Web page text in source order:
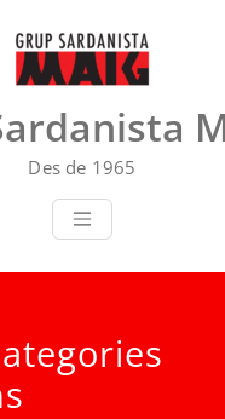
Des de 1965